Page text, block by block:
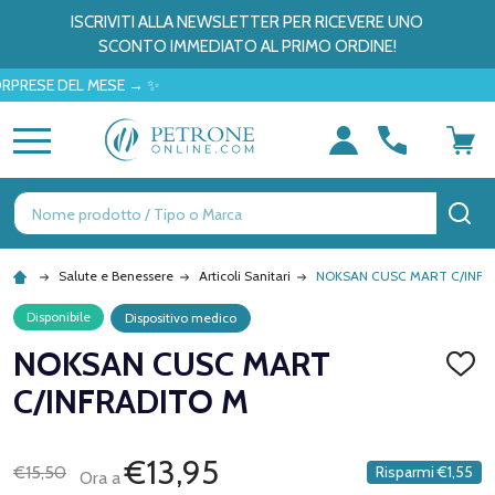
ISCRIVITI ALLA NEWSLETTER PER RICEVERE UNO
SCONTO IMMEDIATO AL PRIMO ORDINE!
DEL MESE → ✨
Ricerca
Salute e Benessere Articoli Sanitari NOKSAN CUSC MART C/
Disponibile Dispositivo medico
NOKSAN CUSC MART
C/INFRADITO M
€15,50
Ora a€13,95 Risparmi €1,55